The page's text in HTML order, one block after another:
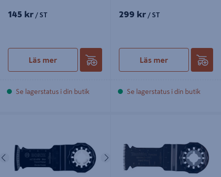
145 kr / ST
Läs mer
Se lagerstatus i din butik
299 kr / ST
Läs mer
Se lagerstatus i din butik
Föregående Nästa